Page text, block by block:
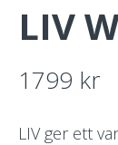
LIV
1799 kr
LIV ger ett